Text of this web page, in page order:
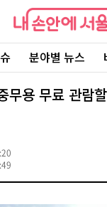
내
손
에
울
분야별 뉴스
무용 무료 관람